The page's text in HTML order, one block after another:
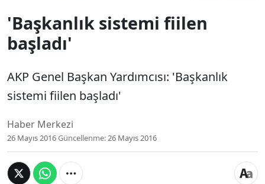
'Başkanlık sistemi fiilen
başladı'
AKP Genel Başkan Yardımcısı: 'Başkanlık
sistemi fiilen başladı'
Haber Merkezi
26 Mayıs 2016Güncellenme:26 Mayıs 2016